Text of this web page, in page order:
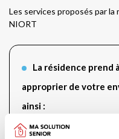
Les services proposés par la
NIORT
La résidence prend
approprier de votre
ainsi :
Apporter vos